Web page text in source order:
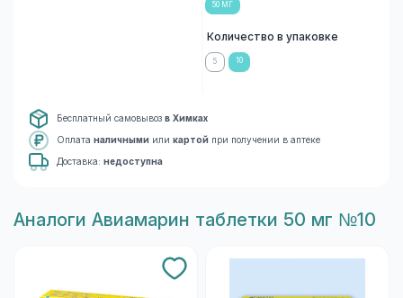
50 МГ
Количество в упаковке
5 10
Бесплатный самовывоз в Химках
Оплата наличными или картой при получении в аптеке
Доставка: недоступна
Aналоги Авиамарин таблетки 50 мг №10